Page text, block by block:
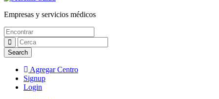
Acreme empresas salud Médica
Empresas y servicios médicos
Agregar Centro
Signup
Login